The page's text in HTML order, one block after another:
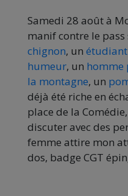
Samedi 28 août à
manif contre le
chignon, un
humeur, un homme
la montagne, un
déjà été riche en
place de la
discuter avec des
femme attire mon
dos, badge CGT